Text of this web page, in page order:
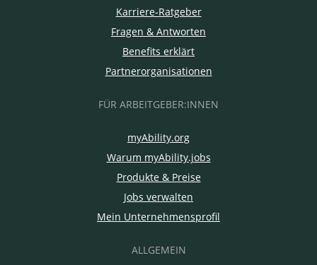
Karriere-Ratgeber
Fragen & Antworten
Benefits erklärt
Partnerorganisationen
FÜR ARBEITGEBER:INNEN
myAbility.org
Warum myAbility.jobs
Produkte & Preise
Jobs verwalten
Mein Unternehmensprofil
ALLGEMEIN